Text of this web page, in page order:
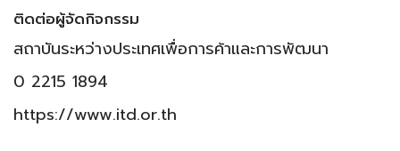
ติดต่อผู้จัดกิจกรรม
สถาบันระหว่างประเทศเพื่อการค้าและการพัฒนา
0 2215 1894
https://www.itd.or.th